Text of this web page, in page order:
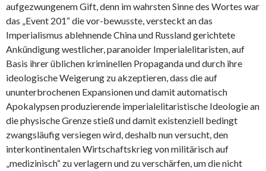
aufgezwungenem Gift, denn im wahrsten Sinne des Wortes war
das „Event 201“ die vor-bewusste, versteckt an das
Imperialismus ablehnende China und Russland gerichtete
Ankündigung westlicher, paranoider Imperialelitaristen, auf
Basis ihrer üblichen kriminellen Propaganda und durch ihre
ideologische Weigerung zu akzeptieren, dass die auf
ununterbrochenen Expansionen und damit automatisch
Apokalypsen produzierende imperialelitaristische Ideologie an
die physische Grenze stieß und damit existenziell bedingt
zwangsläufig versiegen wird, deshalb nun versucht, den
interkontinentalen Wirtschaftskrieg von militärisch auf
„medizinisch“ zu verlagern und zu verschärfen, um die nicht